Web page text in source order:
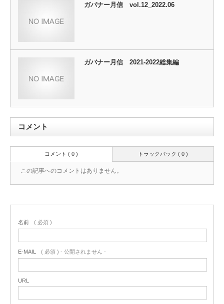
ガバナー月信 vol.12_2022.06
ガバナー月信 2021-2022総集編
コメント
トラックバック ( 0 )
コメント ( 0 )
この記事へのコメントはありません。
名前 ( 必須 )
E-MAIL ( 必須 ) - 公開されません -
URL